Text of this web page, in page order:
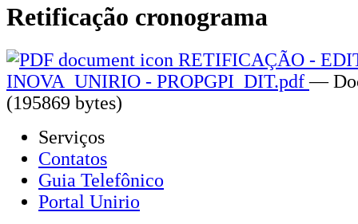
Retificação cronograma
RETIFICAÇÃO -
INOVA_UNIRIO - PROPGPI_DIT.pdf—
(195869 bytes)
Serviços
Contatos
Guia Telefônico
Portal Unirio